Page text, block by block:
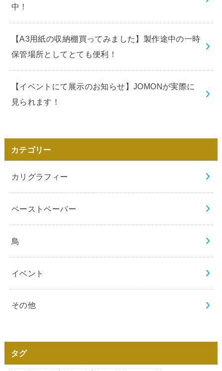
中！
【A3用紙の収納棚買ってみました】製作途中の一時
保管場所としてとても便利！
【イベントにて展示のお知らせ】JOMONが実際に
見られます！
カテゴリー
カリグラフィー
ペーストペーパー
鳥
イベント
その他
タグ